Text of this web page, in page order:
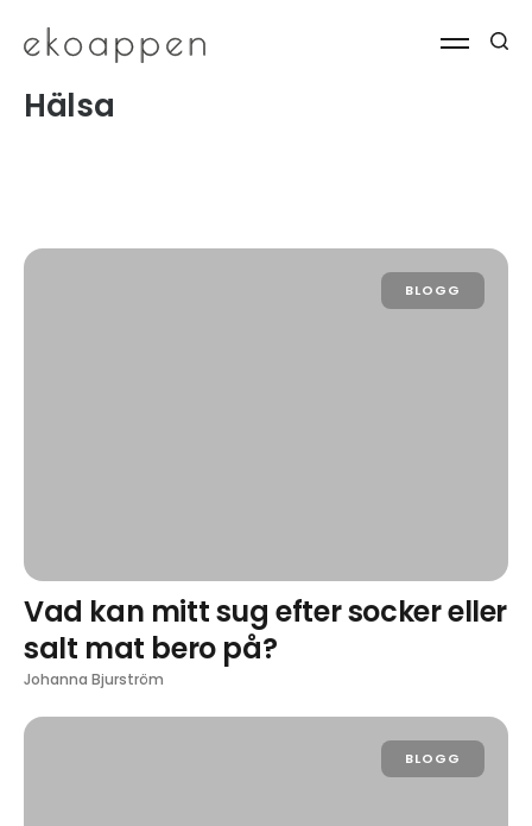
Hälsa
BLOGG
Vad kan mitt sug efter socker eller
salt mat bero på?
Johanna Bjurström
BLOGG